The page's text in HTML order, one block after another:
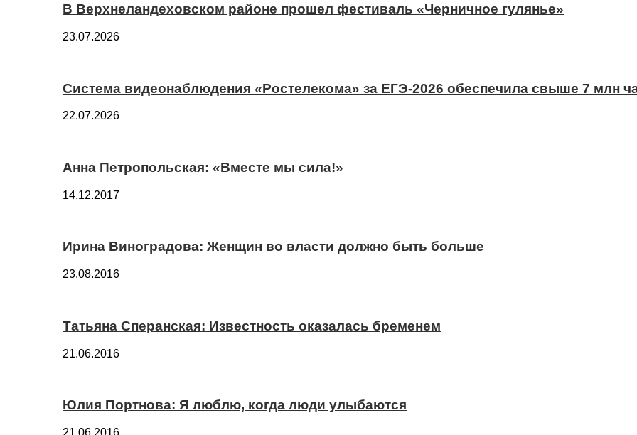
В Верхнеландеховском районе прошел фестиваль «Черничное гулянье»
23.07.2026
Система видеонаблюдения «Ростелекома» за ЕГЭ-2026 обеспечила свыше 7 млн
22.07.2026
Анна Петропольская: «Вместе мы сила!»
14.12.2017
Ирина Виноградова: Женщин во власти должно быть больше
23.08.2016
Татьяна Сперанская: Известность оказалась бременем
21.06.2016
Юлия Портнова: Я люблю, когда люди улыбаются
21.06.2016